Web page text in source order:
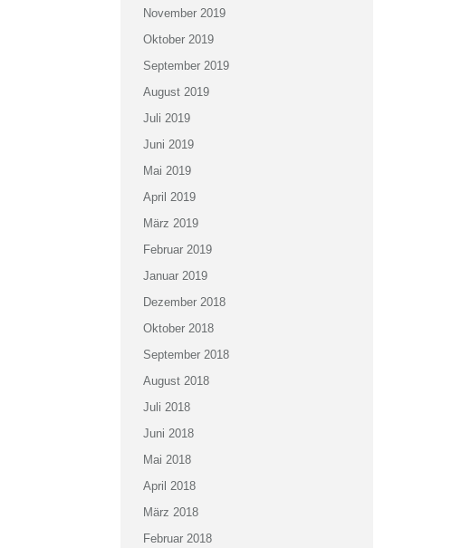
November 2019
Oktober 2019
September 2019
August 2019
Juli 2019
Juni 2019
Mai 2019
April 2019
März 2019
Februar 2019
Januar 2019
Dezember 2018
Oktober 2018
September 2018
August 2018
Juli 2018
Juni 2018
Mai 2018
April 2018
März 2018
Februar 2018